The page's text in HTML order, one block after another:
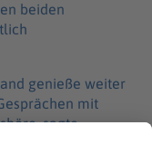
beiden
genieße weiter
mit
sagte
dann ist es mit